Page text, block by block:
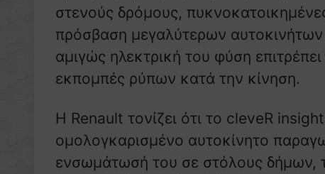
στενούς δρόμους,
πρόσβαση μεγαλύτερων
αμιγώς ηλεκτρική του φύση
εκπομπές ρύπων κατά την κίνηση.
Η Renault τονίζει ότι το cleveR
ομολογκαρισμένο αυτοκίνητο
ενσωμάτωσή του σε στόλους δήμων,